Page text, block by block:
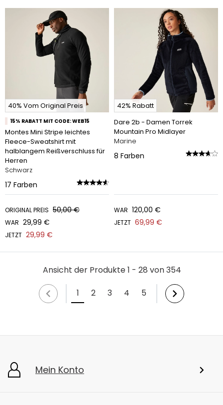
40% Vom Original Preis
15% RABATT MIT CODE: WEB15
Montes Mini Stripe leichtes
Fleece-Sweatshirt mit
halblangem Reißverschluss für
Herren
Schwarz
17 Farben
ORIGINAL PREIS 50,00 €
WAR 29,99 €
JETZT 29,99 €
42% Rabatt
Dare 2b - Damen Torrek
Mountain Pro Midlayer
Marine
8 Farben
WAR 120,00 €
JETZT 69,99 €
Ansicht der Produkte 1 - 28 von 354
1
2 3 4 5
Mein Konto